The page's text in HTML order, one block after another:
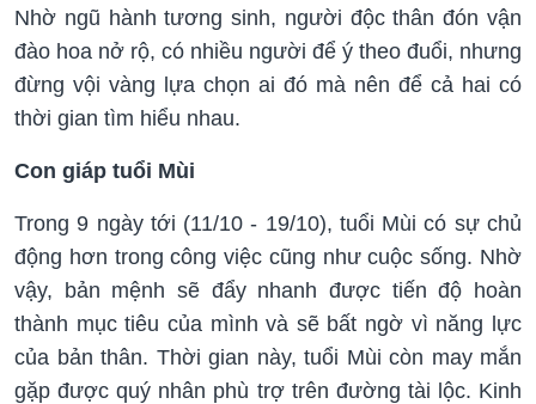
Nhờ ngũ hành tương sinh, người độc thân đón vận
đào hoa nở rộ, có nhiều người để ý theo đuổi, nhưng
đừng vội vàng lựa chọn ai đó mà nên để cả hai có
thời gian tìm hiểu nhau.
Con giáp tuổi Mùi
Trong 9 ngày tới (11/10 - 19/10), tuổi Mùi có sự chủ
động hơn trong công việc cũng như cuộc sống. Nhờ
vậy, bản mệnh sẽ đẩy nhanh được tiến độ hoàn
thành mục tiêu của mình và sẽ bất ngờ vì năng lực
của bản thân. Thời gian này, tuổi Mùi còn may mắn
gặp được quý nhân phù trợ trên đường tài lộc. Kinh